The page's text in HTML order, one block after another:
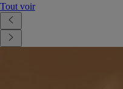
Tout voir